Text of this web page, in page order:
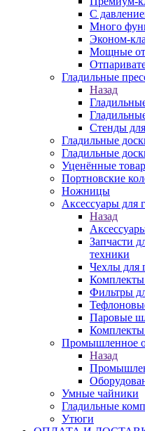
С
Много
Эконом-
Мощные
Гладильные
Назад
Стенды
Гладильные
Гладильные
Уценённые
Портновские
Ножницы
Аксессуары для
Назад
Запчасти
техники
Чехлы для
Комплекты
Фильтры
Паровые
Комплекты
Промышленное
Назад
Умные чайники
Гладильные
Утюги